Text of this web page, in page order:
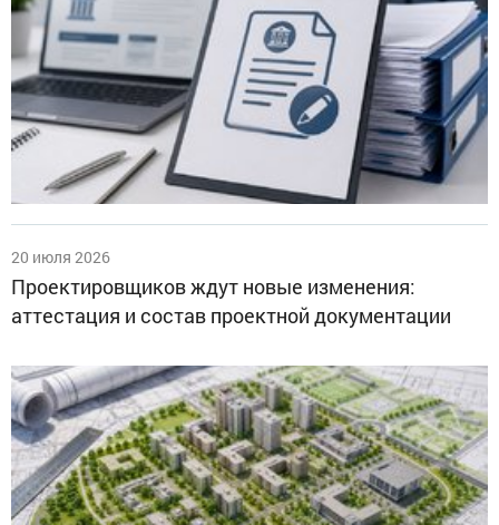
20 июля 2026
Проектировщиков ждут новые изменения:
аттестация и состав проектной документации